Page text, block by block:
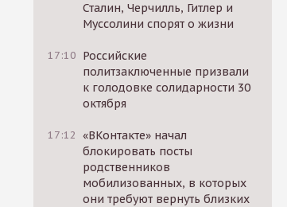
Сталин, Черчилль, Гитлер и
Муссолини спорят о жизни
17:10 Российские
политзаключенные призвали
к голодовке солидарности 30
октября
17:12 «ВКонтакте» начал
блокировать посты
родственников
мобилизованных, в которых
они требуют вернуть близких